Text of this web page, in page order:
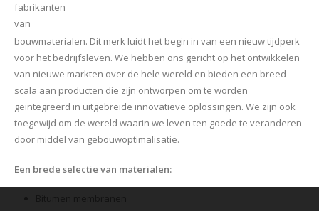
fabrikanten
van
bouwmaterialen. Dit merk luidt het begin in van een nieuw tijdperk
voor het bedrijfsleven. We hebben ons gericht op het ontwikkelen
van nieuwe markten over de hele wereld en bieden een breed
scala aan producten die zijn ontworpen om te worden
geïntegreerd in uitgebreide innovatieve oplossingen. We zijn ook
toegewijd om de wereld waarin we leven ten goede te veranderen
door middel van gebouwoptimalisatie.
Een brede selectie van materialen: